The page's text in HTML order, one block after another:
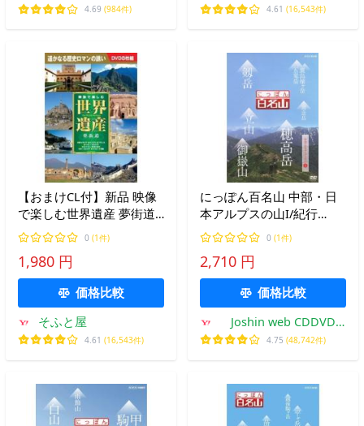
4.69 (984件) 4.61 (16,543件)
【おまけCL付】新品 映像
で楽しむ世界遺産 夢街道
DVD8枚組 （DVD） BCP-
074
0 (1件)
1,980 円
価格比較
そふと屋
4.61 (16,543件)
にっぽん百名山 中部・日
本アルプスの山I/紀行
[DVD]【返品種別A】
0 (1件)
2,710 円
価格比較
Joshin web CDDVD
Yahoo!店
4.75 (48,742件)